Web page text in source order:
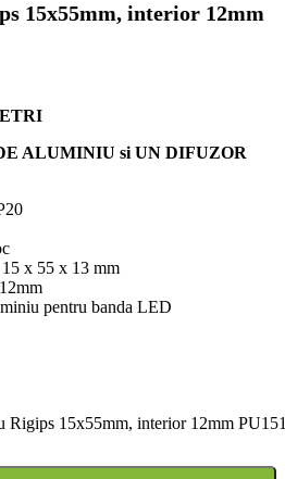
15x55mm, interior 12mm
ALUMINIU si UN DIFUZOR
x 55 x 13 mm
pentru banda LED
Rigips 15x55mm, interior 12mm